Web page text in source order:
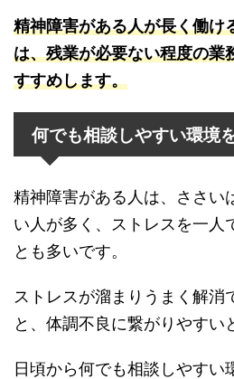
精神障害がある人が長く働け
は、残業が必要ない程度の業
すすめします。
何でも相談しやすい環境
精神障害がある人は、ささい
い人が多く、ストレスを一人
とも多いです。
ストレスが溜まりうまく解消
と、体調不良に繋がりやすい
日頃から何でも相談しやすい